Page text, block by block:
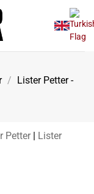
/ Lister Petter -
Petter | Lister